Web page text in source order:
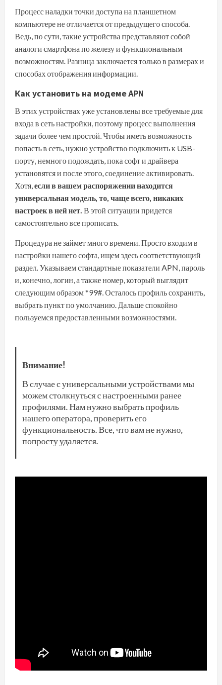
Процесс наладки точки доступа на планшетном
компьютере не отличается от предыдущего способа.
Ведь, по сути, такие устройства представляют собой
аналоги смартфона по железу и функциональным
возможностям. Разница заключается только в размерах и
способах отображения информации.
Как установить на модеме APN
В этих устройствах уже установлены все требуемые для
входа в сеть настройки, поэтому процесс выполнения
задачи более чем простой. Чтобы иметь возможность
попасть в сеть, нужно устройство подключить к USB-
порту, немного подождать, пока софт и драйвера
установятся и после этого, соединение активировать.
Хотя, если в вашем распоряжении находится
универсальная модель, то, чаще всего, никаких
настроек в ней нет. В этой ситуации придется
самостоятельно все прописать.
Процедура не займет много времени. Просто входим в
настройки нашего софта, ищем здесь соответствующий
раздел. Указываем стандартные показатели APN, пароль
и, конечно, логин, а также номер, который выглядит
следующим образом *99#. Осталось профиль сохранить,
выбрать пункт по умолчанию. Дальше спокойно
пользуемся предоставленными возможностями.
Внимание!
В случае с универсальными устройствами мы
можем столкнуться с настроенными ранее
профилями. Нам нужно выбрать профиль
нашего оператора, проверить его
функциональность. Все, что вам не нужно,
попросту удаляется.